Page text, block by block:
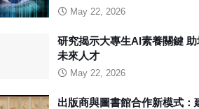
May 22, 2026
研究揭示大專生AI素養關鍵 助
未來人才
May 22, 2026
出版商與圖書館合作新模式：